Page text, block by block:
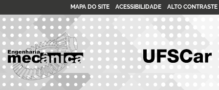
MAPA DO SITE ACESSIBILIDADE ALTO CONTRASTE